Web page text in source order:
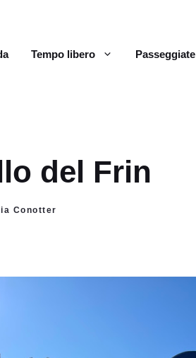
Tempo libero Passeggiate
del Frin
Conotter